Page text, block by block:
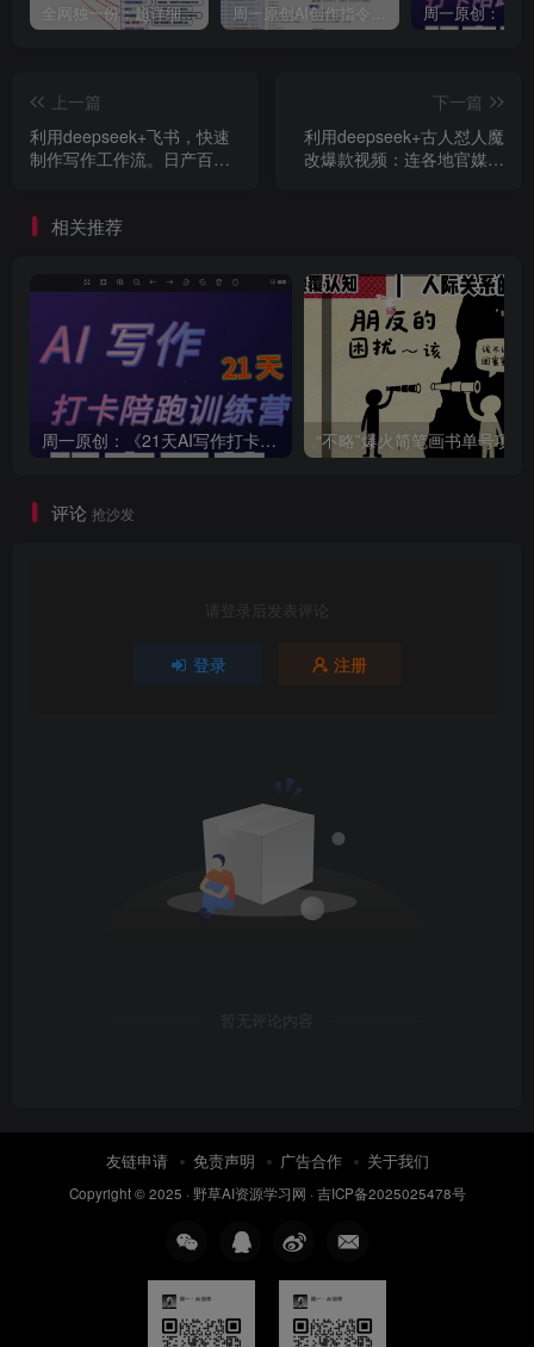
全网独一份：超详细的40+个自媒体赛道领域解析手册，让你的内容创作不再局限！ 周一原创AI创作指令词：30+个领域赛道的创作提示词集合
上一篇
利用deepseek+飞书，快速
制作写作工作流。日产百条
下一篇
利用deepseek+古人怼人魔
改爆款视频：连各地官媒都
相关推荐
周一原创：《21天AI写作打卡陪跑训练营》全部内容讲解！（网站会员免费学习…）
评论 抢沙发
请登录后发表评论
登录 注册
暂无评论内容
友链申请 免责声明 广告合作 关于我们
Copyright © 2025 · 野草AI资源学习网 · 吉ICP备2025025478号